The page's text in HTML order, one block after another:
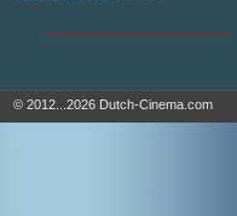
© 2012...2026 Dutch-Cinema.com